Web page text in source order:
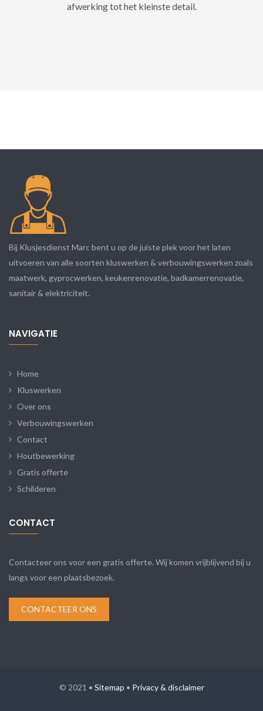
afwerking tot het kleinste detail.
Bij Klusjesdienst Marc bent u op de juiste plek voor het laten
uitvoeren van alle soorten kluswerken & verbouwingswerken zoals
maatwerk, gyprocwerken, keukenrenovatie, badkamerrenovatie,
sanitair & elektriciteit.
NAVIGATIE
Home
Kluswerken
Over ons
Verbouwingswerken
Contact
Houtbewerking
Gratis offerte
Schilderen
CONTACT
Contacteer ons voor een gratis offerte. Wij komen vrijblijvend bij u
langs voor een plaatsbezoek.
CONTACTEER ONS
© 2021 • Sitemap • Privacy & disclaimer